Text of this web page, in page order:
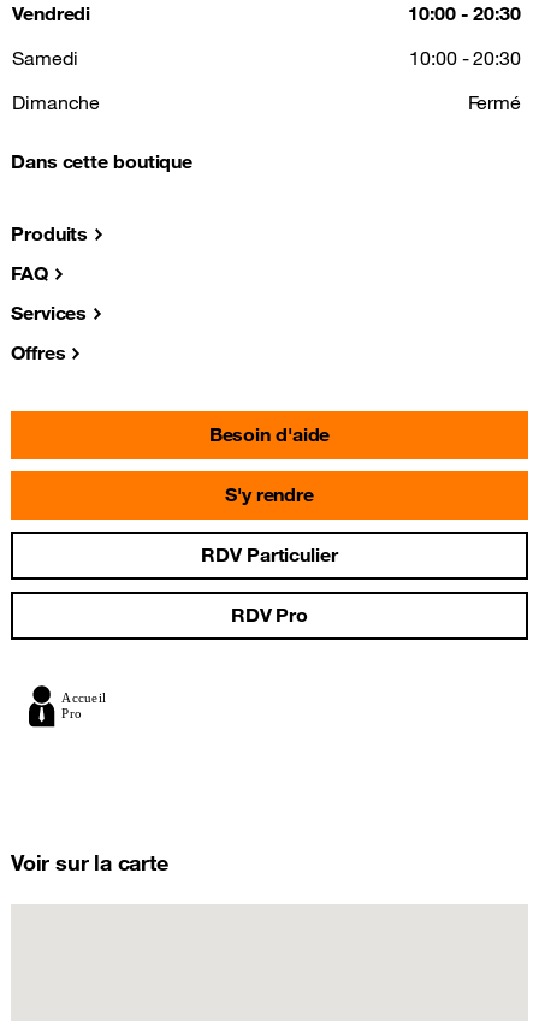
Vendredi
10:00 - 20:30
Samedi
10:00 - 20:30
Dimanche
Fermé
Dans cette boutique
Produits
FAQ
Services
Offres
Besoin d'aide
S'y rendre
RDV Particulier
RDV Pro
Voir sur la carte